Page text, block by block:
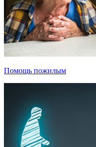
Помощь пожилым